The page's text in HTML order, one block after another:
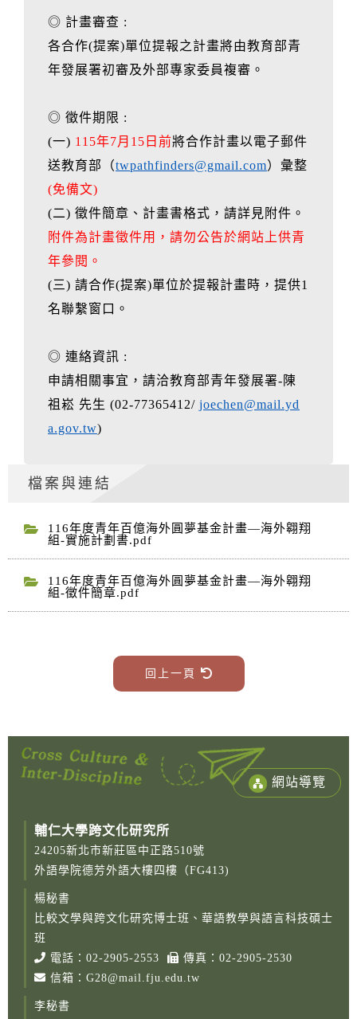
◎ 計畫審查 :
各合作(提案)單位提報之計畫將由教育部青
年發展署初審及外部專家委員複審。
◎ 徵件期限 :
(一) 115年7月15日前將合作計畫以電子郵件
送教育部（twpathfinders@gmail.com）彙整
(免備文)
(二) 徵件簡章、計畫書格式，請詳見附件。
附件為計畫徵件用，請勿公告於網站上供青
年參閱。
(三) 請合作(提案)單位於提報計畫時，提供1
名聯繫窗口。
◎ 連絡資訊 :
申請相關事宜，請洽教育部青年發展署-陳
祖崧 先生 (02-77365412/ joechen@mail.yd
a.gov.tw)
檔案與連結
116年度青年百億海外圓夢基金計畫—海外翱翔
組-實施計劃書.pdf
116年度青年百億海外圓夢基金計畫—海外翱翔
組-徵件簡章.pdf
回上一頁
網站導覽
輔仁大學跨文化研究所
24205新北市新莊區中正路510號
外語學院德芳外語大樓四樓（FG413)
楊秘書
比較文學與跨文化研究博士班、華語教學與語言科技碩士
班
電話： 02-2905-2553
傳真：02-2905-2530
信箱： G28@mail.fju.edu.tw
李秘書